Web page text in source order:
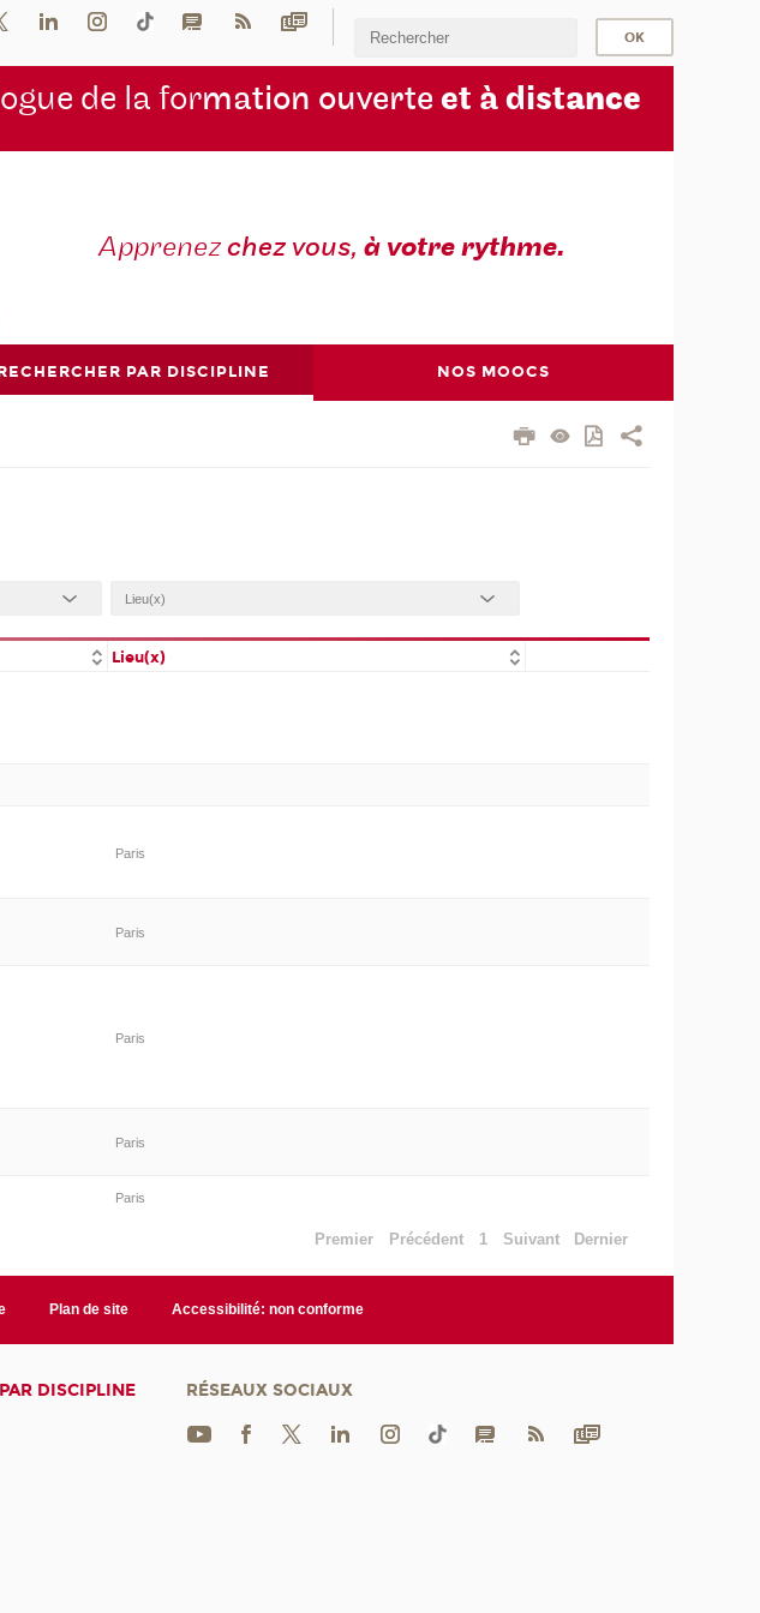
de la formation ouverte et à distance
Apprenezchez vous, à votre rythme.
PAR DISCIPLINE NOS MOOCS
Lieu(x)
Paris
Paris
Paris
Paris
Paris
Premier Précédent 1 Suivant Dernier
Plan de site Accessibilité: non conforme
DISCIPLINE RÉSEAUX SOCIAUX